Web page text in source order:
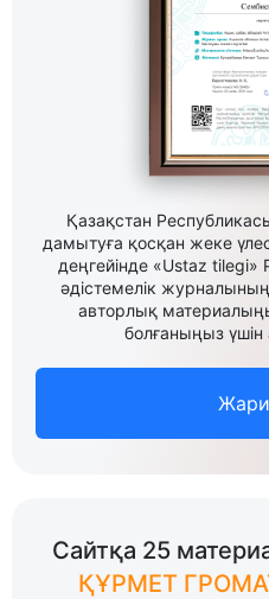
Қазақстан
дамытуға қосқан жеке
деңгейінде «Ustaz
әдістемелік
авторлық
болғаныңыз үшін
Сайтқа 25
ҚҰРМЕТ